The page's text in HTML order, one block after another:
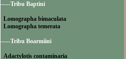
-----Tribu Baptini
Lomographa bimaculata
Lomographa temerata
-----Tribu Boarmiini
Adactylotis contaminaria